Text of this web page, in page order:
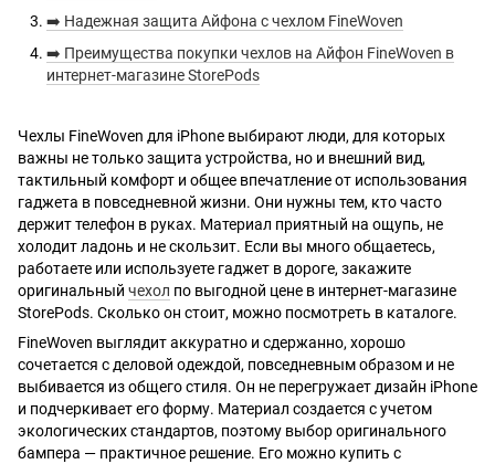
➡️ Надежная защита Айфона с чехлом FineWoven
➡️ Преимущества покупки чехлов на Айфон FineWoven в
интернет-магазине StorePods
Чехлы FineWoven для iPhone выбирают люди, для которых
важны не только защита устройства, но и внешний вид,
тактильный комфорт и общее впечатление от использования
гаджета в повседневной жизни. Они нужны тем, кто часто
держит телефон в руках. Материал приятный на ощупь, не
холодит ладонь и не скользит. Если вы много общаетесь,
работаете или используете гаджет в дороге, закажите
оригинальный чехол по выгодной цене в интернет-магазине
StorePods. Сколько он стоит, можно посмотреть в каталоге.
FineWoven выглядит аккуратно и сдержанно, хорошо
сочетается с деловой одеждой, повседневным образом и не
выбивается из общего стиля. Он не перегружает дизайн iPhone
и подчеркивает его форму. Материал создается с учетом
экологических стандартов, поэтому выбор оригинального
бампера — практичное решение. Его можно купить с